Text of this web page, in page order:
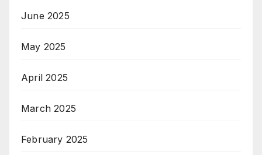
June 2025
May 2025
April 2025
March 2025
February 2025